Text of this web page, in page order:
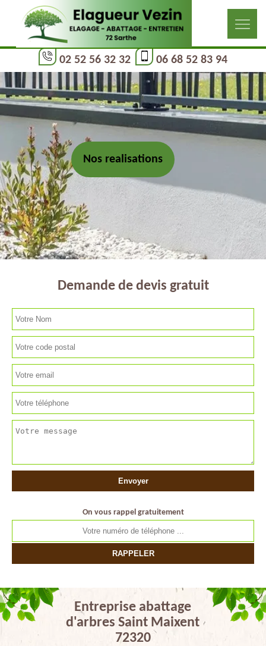
02 52 56 32 32 06 68 52 83 94
Nos realisations
Demande de devis gratuit
On vous rappel gratuitement
Entreprise abattage
d'arbres Saint Maixent
72320